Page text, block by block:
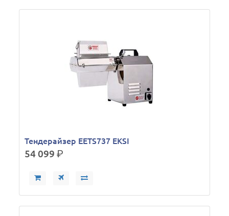
Тендерайзер EETS737 EKSI
54 099р.